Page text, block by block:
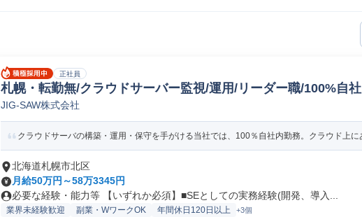
正社員
札幌・転勤無/クラウドサーバー監視/運用/リーダー職/100%自社
サポートエンジニア
JIG-SAW株式会社
クラウドサーバの構築・運用・保守を手がける当社では、100％自社内勤務。クラウド上に
北海道札幌市北区
月給50万円～58万3345円
必要な経験・能力等 【いずれか必須】■SEとしての実務経験(開発、導入...
業界未経験歓迎 副業・WワークOK 年間休日120日以上 +3個